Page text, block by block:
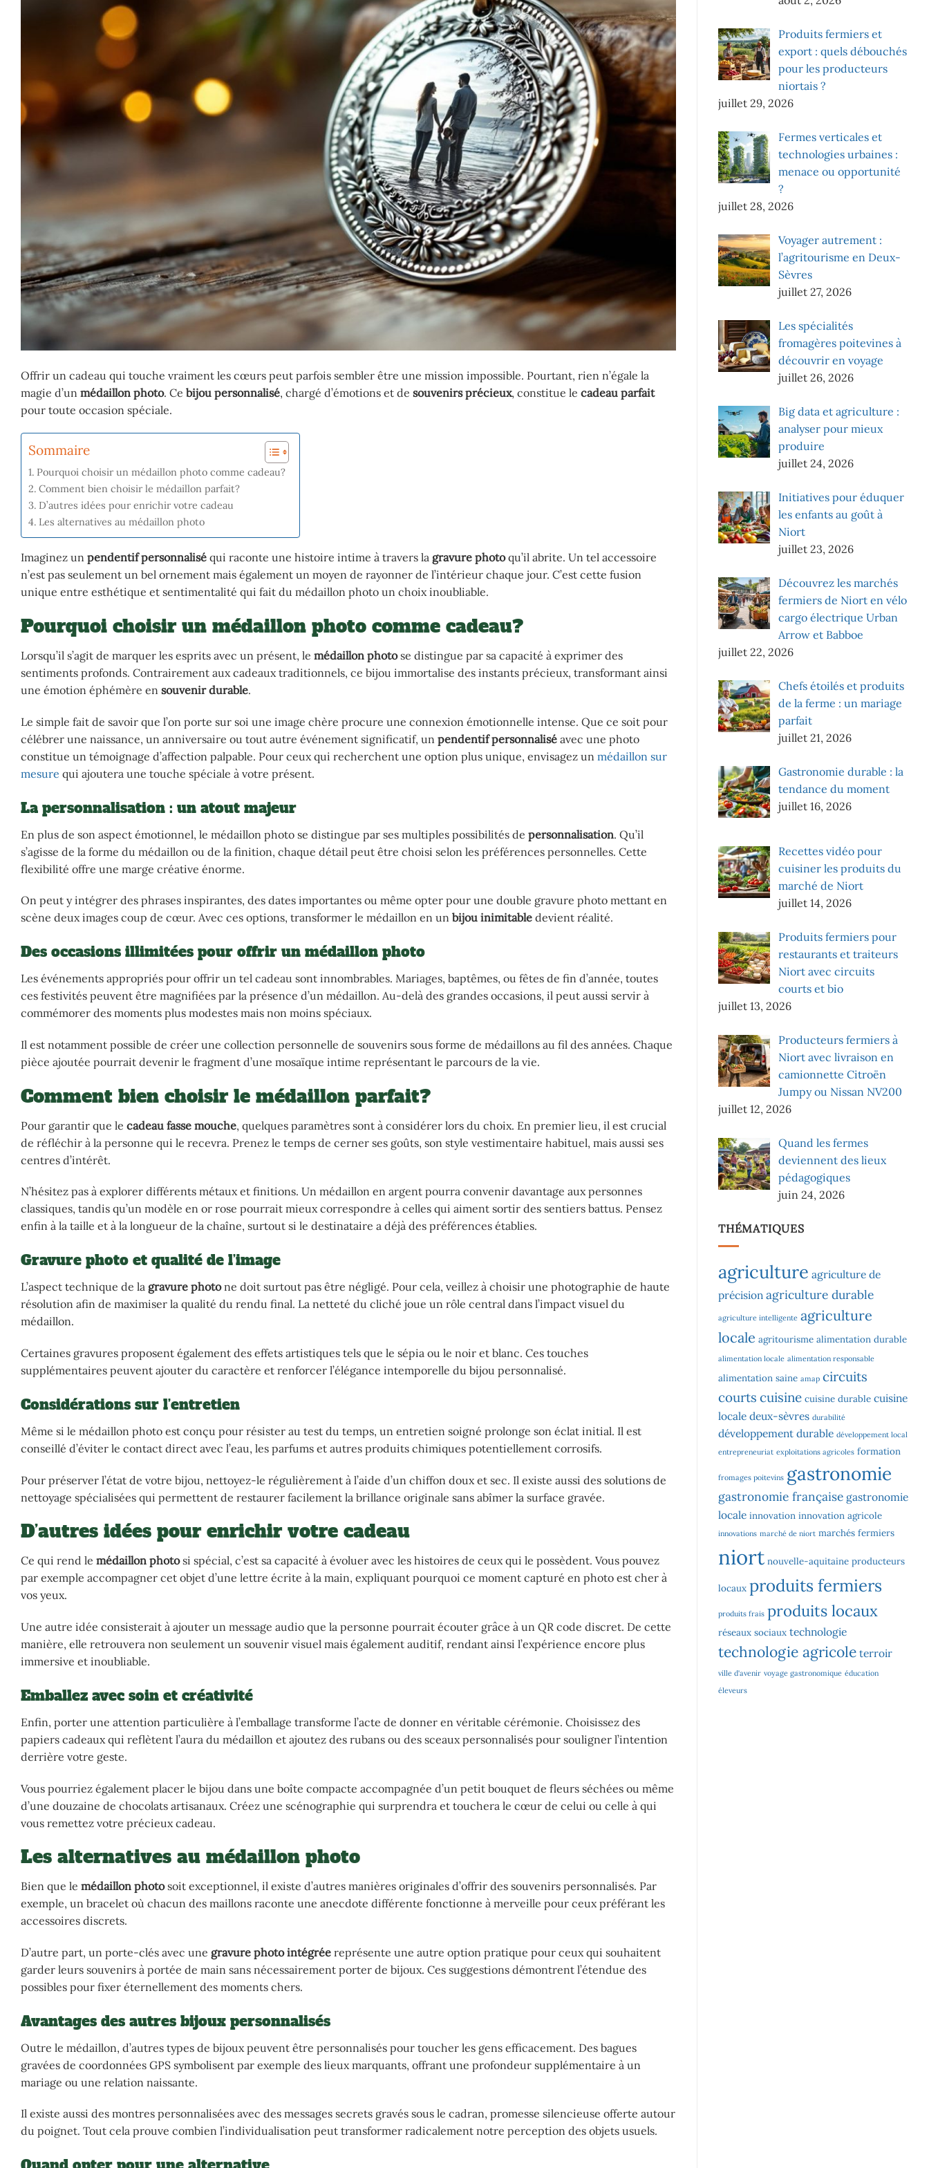
Offrir un cadeau qui touche vraiment les cœurs peut parfois sembler être une mission impossible. Pourtant, rien n’égale la
magie d’un médaillon photo. Ce bijou personnalisé, chargé d’émotions et de souvenirs précieux, constitue le cadeau parfait
pour toute occasion spéciale.
Sommaire
Pourquoi choisir un médaillon photo comme cadeau?
Comment bien choisir le médaillon parfait?
D’autres idées pour enrichir votre cadeau
Les alternatives au médaillon photo
Imaginez un pendentif personnalisé qui raconte une histoire intime à travers la gravure photoqu’il abrite. Un tel accessoire
n’est pas seulement un bel ornement mais également un moyen de rayonner de l’intérieur chaque jour. C’est cette fusion
unique entre esthétique et sentimentalité qui fait du médaillon photo un choix inoubliable.
Pourquoi choisir un médaillon photo comme cadeau?
Lorsqu’il s’agit de marquer les esprits avec un présent, le médaillon photose distingue par sa capacité à exprimer des
sentiments profonds. Contrairement aux cadeaux traditionnels, ce bijou immortalise des instants précieux, transformant ainsi
une émotion éphémère en souvenir durable.
Le simple fait de savoir que l’on porte sur soi une image chère procure une connexion émotionnelle intense. Que ce soit pour
célébrer une naissance, un anniversaire ou tout autre événement significatif, un pendentif personnalisé avec une photo
constitue un témoignage d’affection palpable. Pour ceux qui recherchent une option plus unique, envisagez un médaillon sur
mesure qui ajoutera une touche spéciale à votre présent.
La personnalisation : un atout majeur
En plus de son aspect émotionnel, le médaillon photo se distingue par ses multiples possibilités de personnalisation. Qu’il
s’agisse de la forme du médaillon ou de la finition, chaque détail peut être choisi selon les préférences personnelles. Cette
flexibilité offre une marge créative énorme.
On peut y intégrer des phrases inspirantes, des dates importantes ou même opter pour une double gravure photo mettant en
scène deux images coup de cœur. Avec ces options, transformer le médaillon en un bijou inimitable devient réalité.
Des occasions illimitées pour offrir un médaillon photo
Les événements appropriés pour offrir un tel cadeau sont innombrables. Mariages, baptêmes, ou fêtes de fin d’année, toutes
ces festivités peuvent être magnifiées par la présence d’un médaillon. Au-delà des grandes occasions, il peut aussi servir à
commémorer des moments plus modestes mais non moins spéciaux.
Il est notamment possible de créer une collection personnelle de souvenirs sous forme de médaillons au fil des années. Chaque
pièce ajoutée pourrait devenir le fragment d’une mosaïque intime représentant le parcours de la vie.
Comment bien choisir le médaillon parfait?
Pour garantir que le cadeau fasse mouche, quelques paramètres sont à considérer lors du choix. En premier lieu, il est crucial
de réfléchir à la personne qui le recevra. Prenez le temps de cerner ses goûts, son style vestimentaire habituel, mais aussi ses
centres d’intérêt.
N’hésitez pas à explorer différents métaux et finitions. Un médaillon en argent pourra convenir davantage aux personnes
classiques, tandis qu’un modèle en or rose pourrait mieux correspondre à celles qui aiment sortir des sentiers battus. Pensez
enfin à la taille et à la longueur de la chaîne, surtout si le destinataire a déjà des préférences établies.
Gravure photo et qualité de l’image
L’aspect technique de la gravure photone doit surtout pas être négligé. Pour cela, veillez à choisir une photographie de haute
résolution afin de maximiser la qualité du rendu final. La netteté du cliché joue un rôle central dans l’impact visuel du
médaillon.
Certaines gravures proposent également des effets artistiques tels que le sépia ou le noir et blanc. Ces touches
supplémentaires peuvent ajouter du caractère et renforcer l’élégance intemporelle du bijou personnalisé.
Considérations sur l’entretien
Même si le médaillon photo est conçu pour résister au test du temps, un entretien soigné prolonge son éclat initial. Il est
conseillé d’éviter le contact direct avec l’eau, les parfums et autres produits chimiques potentiellement corrosifs.
Pour préserver l’état de votre bijou, nettoyez-le régulièrement à l’aide d’un chiffon doux et sec. Il existe aussi des solutions de
nettoyage spécialisées qui permettent de restaurer facilement la brillance originale sans abîmer la surface gravée.
D’autres idées pour enrichir votre cadeau
Ce qui rend le médaillon photosi spécial, c’est sa capacité à évoluer avec les histoires de ceux qui le possèdent. Vous pouvez
par exemple accompagner cet objet d’une lettre écrite à la main, expliquant pourquoi ce moment capturé en photo est cher à
vos yeux.
Une autre idée consisterait à ajouter un message audio que la personne pourrait écouter grâce à un QR code discret. De cette
manière, elle retrouvera non seulement un souvenir visuel mais également auditif, rendant ainsi l’expérience encore plus
immersive et inoubliable.
Emballez avec soin et créativité
Enfin, porter une attention particulière à l’emballage transforme l’acte de donner en véritable cérémonie. Choisissez des
papiers cadeaux qui reflètent l’aura du médaillon et ajoutez des rubans ou des sceaux personnalisés pour souligner l’intention
derrière votre geste.
Vous pourriez également placer le bijou dans une boîte compacte accompagnée d’un petit bouquet de fleurs séchées ou même
d’une douzaine de chocolats artisanaux. Créez une scénographie qui surprendra et touchera le cœur de celui ou celle à qui
vous remettez votre précieux cadeau.
Les alternatives au médaillon photo
Bien que le médaillon photosoit exceptionnel, il existe d’autres manières originales d’offrir des souvenirs personnalisés. Par
exemple, un bracelet où chacun des maillons raconte une anecdote différente fonctionne à merveille pour ceux préférant les
accessoires discrets.
D’autre part, un porte-clés avec une gravure photo intégrée représente une autre option pratique pour ceux qui souhaitent
garder leurs souvenirs à portée de main sans nécessairement porter de bijoux. Ces suggestions démontrent l’étendue des
possibles pour fixer éternellement des moments chers.
Avantages des autres bijoux personnalisés
Outre le médaillon, d’autres types de bijoux peuvent être personnalisés pour toucher les gens efficacement. Des bagues
gravées de coordonnées GPS symbolisent par exemple des lieux marquants, offrant une profondeur supplémentaire à un
mariage ou une relation naissante.
Il existe aussi des montres personnalisées avec des messages secrets gravés sous le cadran, promesse silencieuse offerte autour
du poignet. Tout cela prouve combien l’individualisation peut transformer radicalement notre perception des objets usuels.
Produits fermiers et
export : quels débouchés
pour les producteurs
niortais ?
juillet 29, 2026
Fermes verticales et
technologies urbaines :
menace ou opportunité
?
juillet 28, 2026
Voyager autrement :
l’agritourisme en Deux-
Sèvres
juillet 27, 2026
Les spécialités
fromagères poitevines à
découvrir en voyage
juillet 26, 2026
Big data et agriculture :
analyser pour mieux
produire
juillet 24, 2026
Initiatives pour éduquer
les enfants au goût à
Niort
juillet 23, 2026
Découvrez les marchés
fermiers de Niort en vélo
cargo électrique Urban
Arrow et Babboe
juillet 22, 2026
Chefs étoilés et produits
de la ferme : un mariage
parfait
juillet 21, 2026
Gastronomie durable : la
tendance du moment
juillet 16, 2026
Recettes vidéo pour
cuisiner les produits du
marché de Niort
juillet 14, 2026
Produits fermiers pour
restaurants et traiteurs
Niort avec circuits
courts et bio
juillet 13, 2026
Producteurs fermiers à
Niort avec livraison en
camionnette Citroën
Jumpy ou Nissan NV200
juillet 12, 2026
Quand les fermes
deviennent des lieux
pédagogiques
juin 24, 2026
THÉMATIQUES
agriculture agriculture de
précision agriculture durable
agriculture intelligente agriculture
locale agritourisme alimentation durable
alimentation locale alimentation responsable
alimentation saine amap circuits
courts cuisine cuisine durable cuisine
locale deux-sèvres durabilité
développement durable développement local
entrepreneuriat exploitations agricoles formation
fromages poitevins gastronomie
gastronomie française gastronomie
locale innovation innovation agricole
innovations marché de niort marchés fermiers
niort nouvelle-aquitaine producteurs
locaux produits fermiers
produits frais produits locaux
réseaux sociaux technologie
technologie agricole terroir
ville d'avenir voyage gastronomique éducation
éleveurs